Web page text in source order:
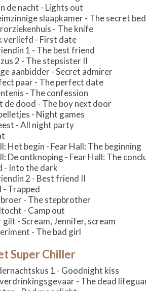
de nacht - Lights out
slaapkamer - The secret
- The knife
verliefd - First date
1 - The best friend
2 - The stepsister II
aanbidder - Secret admirer
paar - The perfect date
- The confession
de dood - The boy next door
- Night games
- All night party
Het begin - Fear Hall: The beginning
De ontknoping - Fear Hall: The
- Into the dark
2 - Best friend II
- Trapped
- The stepbrother
- Camp out
gilt - Scream, Jennifer, scream
- The bad girl
Super Chiller
1 - Goodnight kiss
verdrinkingsgevaar - The dead